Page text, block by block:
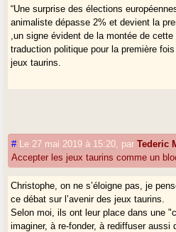
“Une surprise des élections
animaliste dépasse 2% et devient la
,un signe évident de la montée de
traduction politique pour la première
jeux taurins.
# Le 27 mai 2019 à 15:20 parTederic
Accepter les jeux taurins comme un
Christophe, on ne s’éloigne pas, je
ce débat sur l’avenir des jeux taurins.
Selon moi, ils ont leur place dans une
imaginer, à re-fonder, à rediffuser aussi